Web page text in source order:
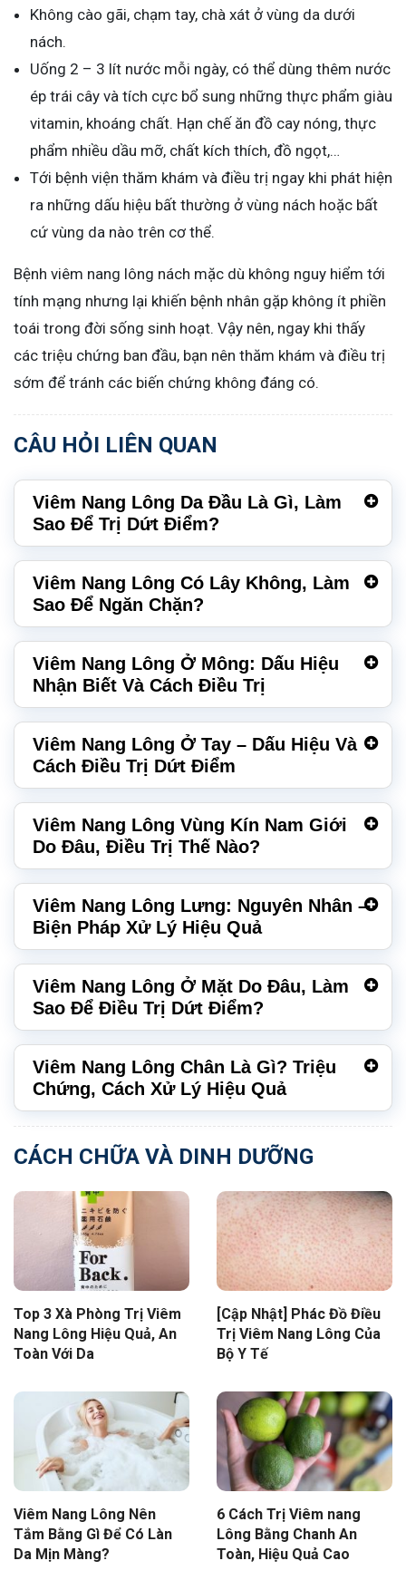
Không cào gãi, chạm tay, chà xát ở vùng da dưới
nách.
Uống 2 – 3 lít nước mỗi ngày, có thể dùng thêm nước
ép trái cây và tích cực bổ sung những thực phẩm giàu
vitamin, khoáng chất. Hạn chế ăn đồ cay nóng, thực
phẩm nhiều dầu mỡ, chất kích thích, đồ ngọt,…
Tới bệnh viện thăm khám và điều trị ngay khi phát hiện
ra những dấu hiệu bất thường ở vùng nách hoặc bất
cứ vùng da nào trên cơ thể.
Bệnh viêm nang lông nách mặc dù không nguy hiểm tới
tính mạng nhưng lại khiến bệnh nhân gặp không ít phiền
toái trong đời sống sinh hoạt. Vậy nên, ngay khi thấy
các triệu chứng ban đầu, bạn nên thăm khám và điều trị
sớm để tránh các biến chứng không đáng có.
CÂU HỎI LIÊN QUAN
Viêm Nang Lông Da Đầu Là Gì, Làm
Sao Để Trị Dứt Điểm?
Viêm Nang Lông Có Lây Không, Làm
Sao Để Ngăn Chặn?
Viêm Nang Lông Ở Mông: Dấu Hiệu
Nhận Biết Và Cách Điều Trị
Viêm Nang Lông Ở Tay – Dấu Hiệu Và
Cách Điều Trị Dứt Điểm
Viêm Nang Lông Vùng Kín Nam Giới
Do Đâu, Điều Trị Thế Nào?
Viêm Nang Lông Lưng: Nguyên Nhân –
Biện Pháp Xử Lý Hiệu Quả
Viêm Nang Lông Ở Mặt Do Đâu, Làm
Sao Để Điều Trị Dứt Điểm?
Viêm Nang Lông Chân Là Gì? Triệu
Chứng, Cách Xử Lý Hiệu Quả
CÁCH CHỮA VÀ DINH DƯỠNG
Top 3 Xà Phòng Trị Viêm
Nang Lông Hiệu Quả, An
Toàn Với Da
[Cập Nhật] Phác Đồ Điều
Trị Viêm Nang Lông Của
Bộ Y Tế
Viêm Nang Lông Nên
Tắm Bằng Gì Để Có Làn
Da Mịn Màng?
6 Cách Trị Viêm nang
Lông Bằng Chanh An
Toàn, Hiệu Quả Cao